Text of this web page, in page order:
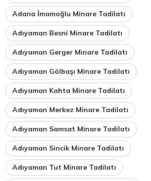
Adana İmamoğlu Minare Tadilatı
Adıyaman Besni Minare Tadilatı
Adıyaman Gerger Minare Tadilatı
Adıyaman Gölbaşı Minare Tadilatı
Adıyaman Kahta Minare Tadilatı
Adıyaman Merkez Minare Tadilatı
Adıyaman Samsat Minare Tadilatı
Adıyaman Sincik Minare Tadilatı
Adıyaman Tut Minare Tadilatı